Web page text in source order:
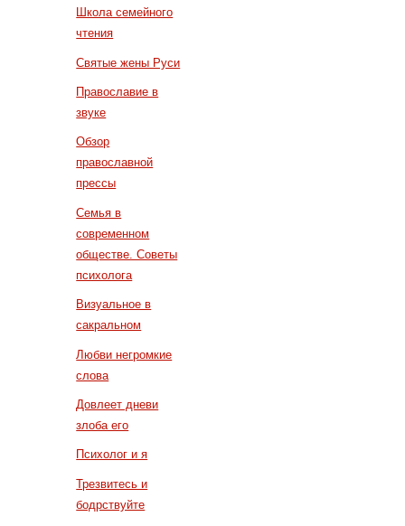
Школа семейного
чтения
Святые жены Руси
Православие в
звуке
Обзор
православной
прессы
Семья в
современном
обществе. Советы
психолога
Визуальное в
сакральном
Любви негромкие
слова
Довлеет дневи
злоба его
Психолог и я
Трезвитесь и
бодрствуйте